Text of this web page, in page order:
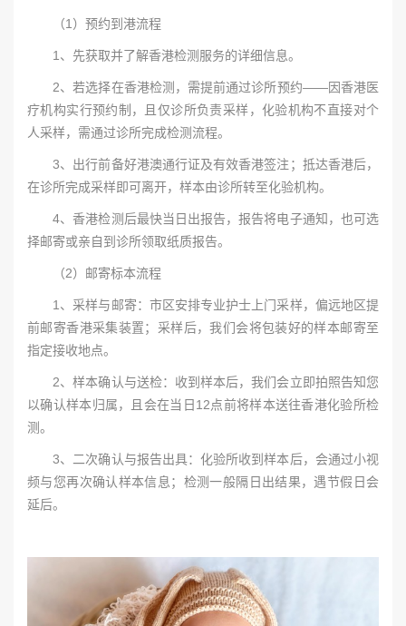
（1）预约到港流程
1、先获取并了解香港检测服务的详细信息。
2、若选择在香港检测，需提前通过诊所预约——因香港医
疗机构实行预约制，且仅诊所负责采样，化验机构不直接对个
人采样，需通过诊所完成检测流程。
3、出行前备好港澳通行证及有效香港签注；抵达香港后，
在诊所完成采样即可离开，样本由诊所转至化验机构。
4、香港检测后最快当日出报告，报告将电子通知，也可选
择邮寄或亲自到诊所领取纸质报告。
（2）邮寄标本流程
1、采样与邮寄：市区安排专业护士上门采样，偏远地区提
前邮寄香港采集装置；采样后，我们会将包装好的样本邮寄至
指定接收地点。
2、样本确认与送检：收到样本后，我们会立即拍照告知您
以确认样本归属，且会在当日12点前将样本送往香港化验所检
测。
3、二次确认与报告出具：化验所收到样本后，会通过小视
频与您再次确认样本信息；检测一般隔日出结果，遇节假日会
延后。